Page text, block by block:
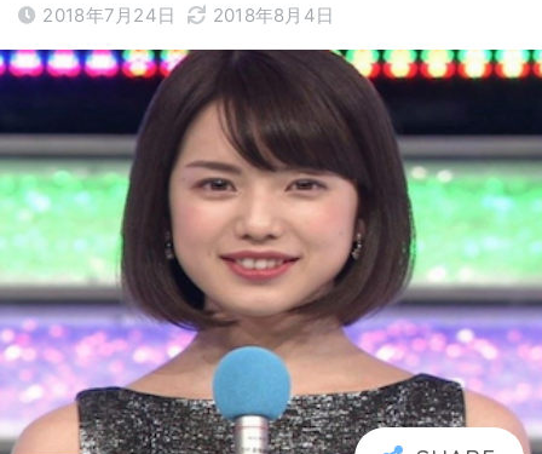
2018年7月24日 2018年8月4日